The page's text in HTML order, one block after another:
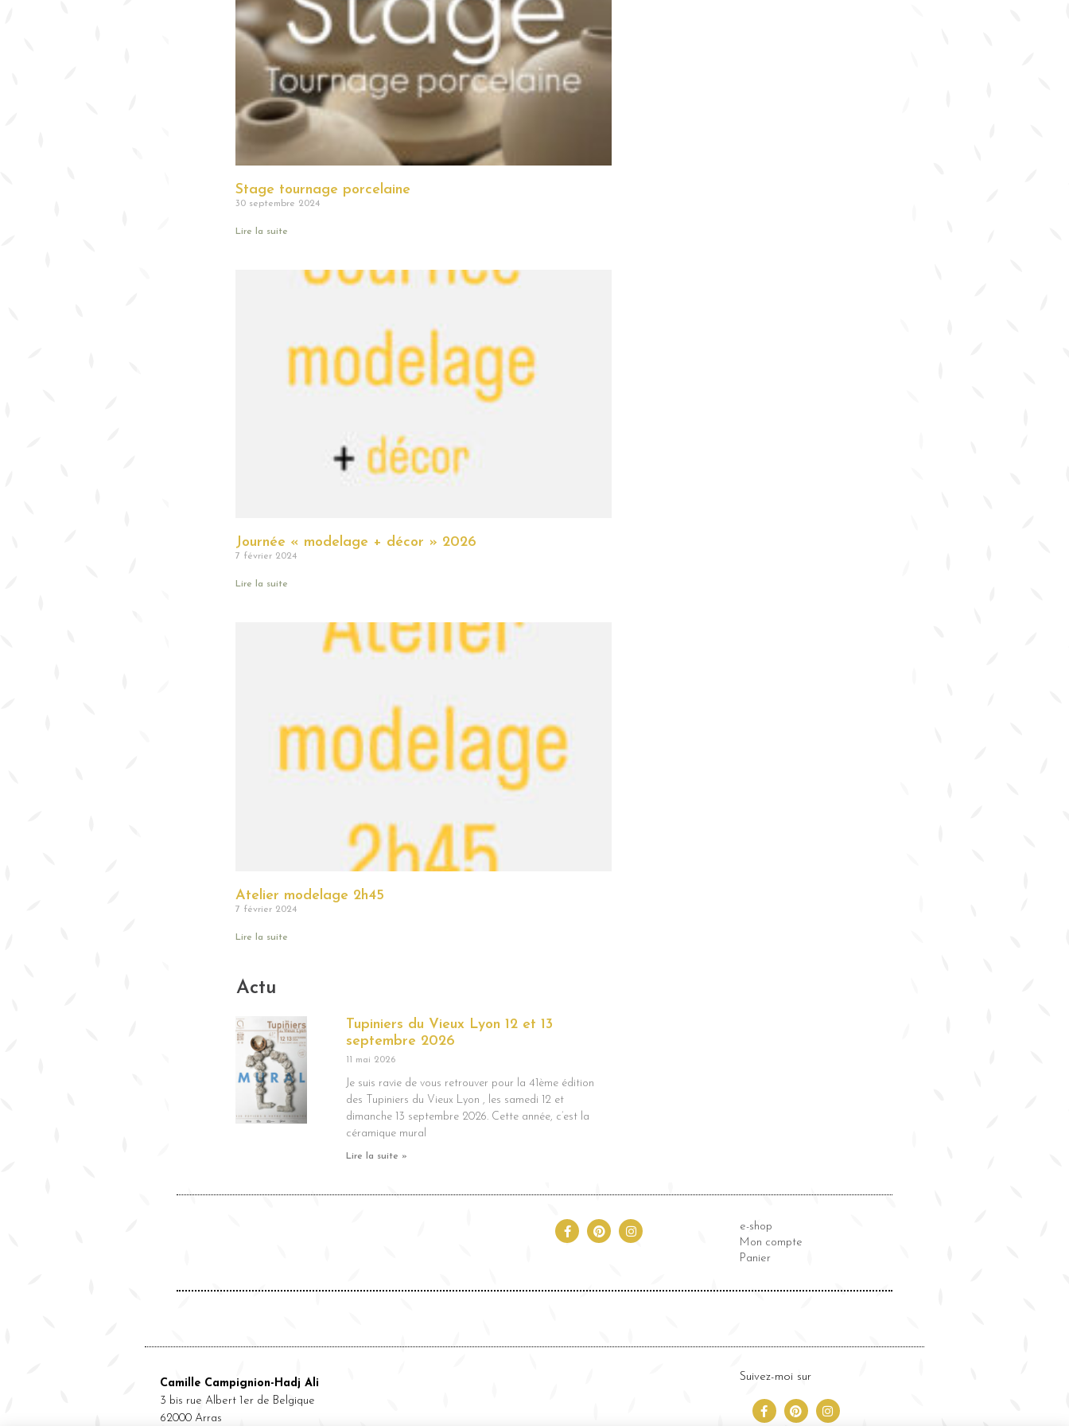
Stage tournage porcelaine
30 septembre 2024
Lire la suite
Journée « modelage + décor » 2026
7 février 2024
Lire la suite
Atelier modelage 2h45
7 février 2024
Lire la suite
Actu
Tupiniers du Vieux Lyon 12 et 13
septembre 2026
11 mai 2026
Je suis ravie de vous retrouver pour la 41ème édition
des Tupiniers du Vieux Lyon , les samedi 12 et
dimanche 13 septembre 2026. Cette année, c’est la
céramique mural
Lire la suite »
e-shop
Mon compte
Panier
Camille Campignion-Hadj Ali
3 bis rue Albert 1er de Belgique
62000 Arras
Suivez-moi sur